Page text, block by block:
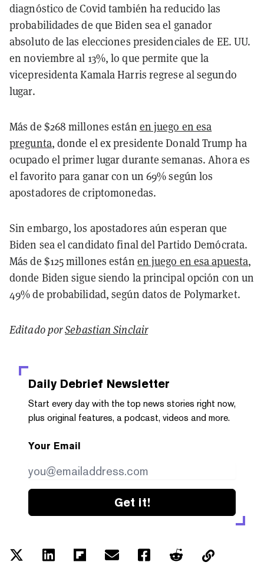
diagnóstico de Covid también ha reducido las
probabilidades de que Biden sea el ganador
absoluto de las elecciones presidenciales de EE. UU.
en noviembre al 13%, lo que permite que la
vicepresidenta Kamala Harris regrese al segundo
lugar.
Más de $268 millones están en juego en esa
pregunta, donde el ex presidente Donald Trump ha
ocupado el primer lugar durante semanas. Ahora es
el favorito para ganar con un 69% según los
apostadores de criptomonedas.
Sin embargo, los apostadores aún esperan que
Biden sea el candidato final del Partido Demócrata.
Más de $125 millones están en juego en esa apuesta,
donde Biden sigue siendo la principal opción con un
49% de probabilidad, según datos de Polymarket.
Editado porSebastian Sinclair
Daily Debrief Newsletter
Start every day with the top news stories right now,
plus original features, a podcast, videos and more.
Your Email
Get it!